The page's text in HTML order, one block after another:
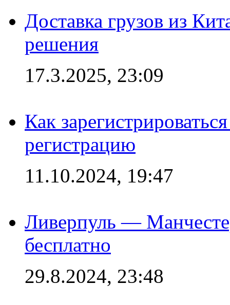
Доставка грузов из
решения
17.3.2025, 23:09
Как
регистрацию
11.10.2024, 19:47
Ливерпуль —
бесплатно
29.8.2024, 23:48